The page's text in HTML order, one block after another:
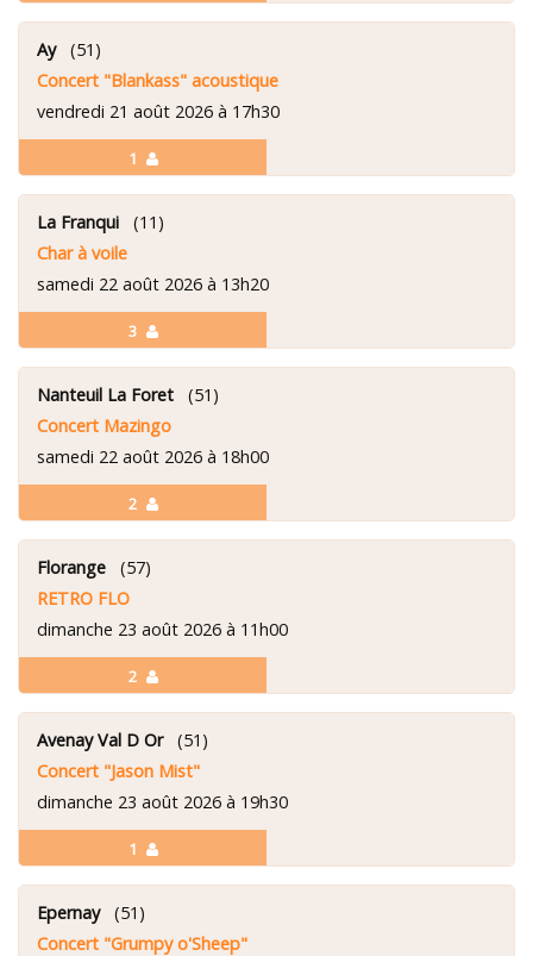
1
Ay(51)
Concert "Blankass" acoustique
vendredi 21 août 2026 à 17h30
3
La Franqui (11)
Char à voile
samedi 22 août 2026 à 13h20
2
Nanteuil La Foret (51)
Concert Mazingo
samedi 22 août 2026 à 18h00
2
Florange (57)
RETRO FLO
dimanche 23 août 2026 à 11h00
1
Avenay Val D Or(51)
Concert "Jason Mist"
dimanche 23 août 2026 à 19h30
Epernay(51)
Concert "Grumpy o'Sheep"